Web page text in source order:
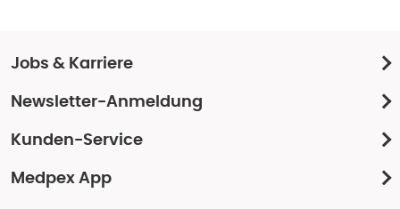
Jobs & Karriere
Newsletter-Anmeldung
Kunden-Service
Medpex App